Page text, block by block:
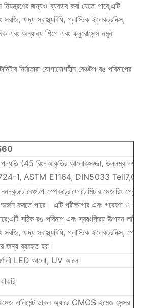
নিয়ন্ত্রণের জন্যও ব্যবহার করা যেতে পারে;এটি
খাদ্য স্বাস্থ্যবিধি, প্লাস্টিক ইলেকট্রনিক্স,
এবং অন্যান্য শিল্পে এবং ফ্লুরোসেন্স নমুনা
(45 রিং-আকৃতির আলোকসজ্জা, উল্লম্ব
1, ASTM E1164, DIN5033 Teil7,GB
কন্টাক্ট বেঞ্চটপ স্পেকট্রোফোটোমিটার মেজারিং
অর্জন করতে পারে। এটি পরীক্ষাগার এবং গবেষণা ও
সঠিক রঙ পরিমাপ এবং স্বয়ংক্রিয় উত্পাদন
খাদ্য স্বাস্থ্যবিধি, প্লাস্টিক ইলেকট্রনিক্স,
জন্য ব্যবহৃত হয়।
LED আলো, UV আলো
এলিমেন্ট ডাবল অ্যারে CMOS ইমেজ সেন্সর